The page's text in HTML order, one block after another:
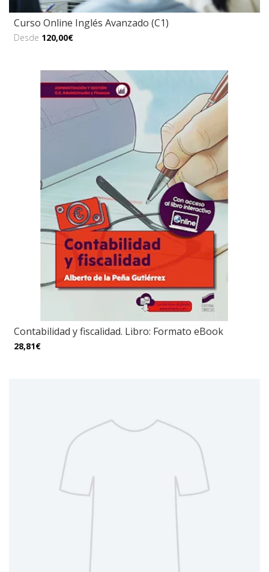
Curso Online Inglés Avanzado (C1)
Desde 120,00€
Contabilidad y fiscalidad. Libro: Formato eBook
28,81€